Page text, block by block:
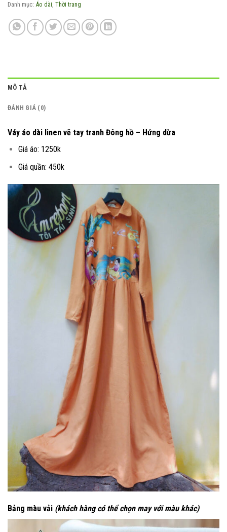
Danh mục: Áo dài, Thời trang
MÔ TẢ
ĐÁNH GIÁ (0)
Váy áo dài linen vẽ tay tranh Đông hồ – Hứng dừa
Giá áo: 1250k
Giá quần: 450k
Bảng màu vải (khách hàng có thể chọn may với màu khác)